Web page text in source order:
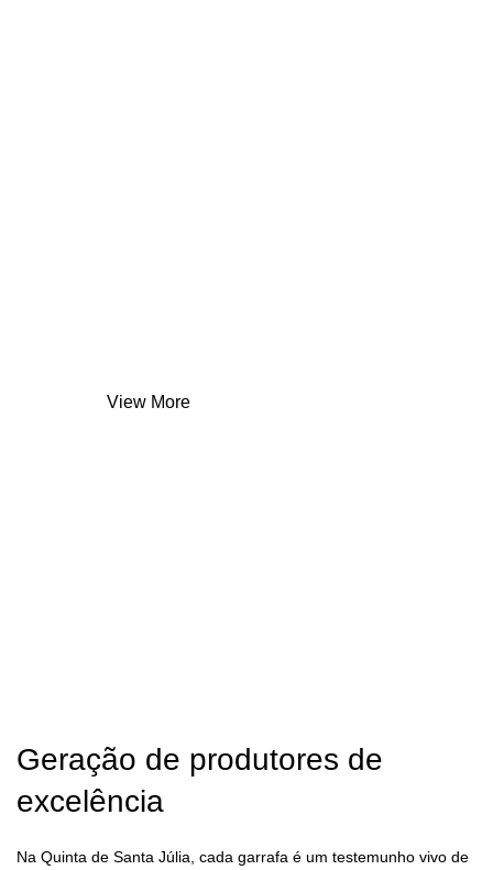
View More
Geração de produtores de
excelência
Na Quinta de Santa Júlia, cada garrafa é um testemunho vivo de